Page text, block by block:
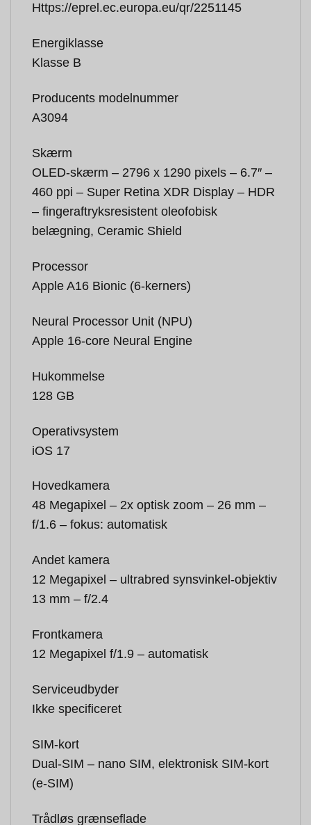
Https://eprel.ec.europa.eu/qr/2251145
Energiklasse
Klasse B
Producents modelnummer
A3094
Skærm
OLED-skærm – 2796 x 1290 pixels – 6.7″ –
460 ppi – Super Retina XDR Display – HDR
– fingeraftryksresistent oleofobisk
belægning, Ceramic Shield
Processor
Apple A16 Bionic (6-kerners)
Neural Processor Unit (NPU)
Apple 16-core Neural Engine
Hukommelse
128 GB
Operativsystem
iOS 17
Hovedkamera
48 Megapixel – 2x optisk zoom – 26 mm –
f/1.6 – fokus: automatisk
Andet kamera
12 Megapixel – ultrabred synsvinkel-objektiv
13 mm – f/2.4
Frontkamera
12 Megapixel f/1.9 – automatisk
Serviceudbyder
Ikke specificeret
SIM-kort
Dual-SIM – nano SIM, elektronisk SIM-kort
(e-SIM)
Trådløs grænseflade